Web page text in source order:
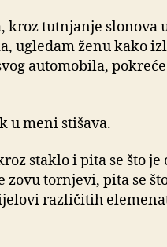
kroz tutnjanje slonova
ugledam ženu kako
automobila,
u meni stišava.
staklo i pita se što je
zovu tornjevi, pita se
različitih